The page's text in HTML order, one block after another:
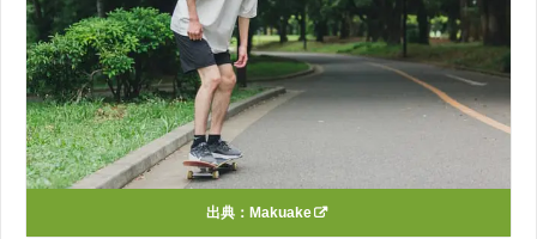
出典： Makuake